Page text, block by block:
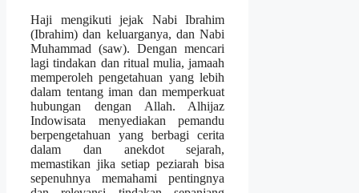
Haji mengikuti jejak Nabi Ibrahim
(Ibrahim) dan keluarganya, dan Nabi
Muhammad (saw). Dengan mencari
lagi tindakan dan ritual mulia, jamaah
memperoleh pengetahuan yang lebih
dalam tentang iman dan memperkuat
hubungan dengan Allah. Alhijaz
Indowisata menyediakan pemandu
berpengetahuan yang berbagi cerita
dalam dan anekdot sejarah,
memastikan jika setiap peziarah bisa
sepenuhnya memahami pentingnya